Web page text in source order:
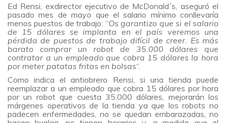
Ed Rensi, exdirector ejecutivo de McDonald´s, aseguró el
pasado mes de mayo que el salario mínimo conllevaría
menos puestos de trabajo: “Os garantizo que si el salario
de 15 dólares se implanta en el país veremos una
pérdida de puestos de trabajo difícil de creer. Es más
barato comprar un robot de 35.000 dólares que
contratar a un empleado que cobra 15 dólares la hora
por meter patatas fritas en bolsas“.
Como indica el antiobrero Rensi, si una tienda puede
reemplazar a un empleado que cobra 15 dólares por hora
por un robot que cuesta 35.000 dólares, mejorarán los
márgenes operativos de la tienda ya que los robots no
padecen enfermedades, no se quedan embarazadas, no